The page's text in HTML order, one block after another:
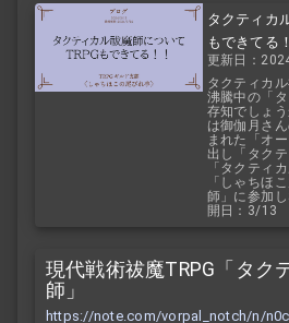
タクティカ
もできてる
更新日：
タクティカ
沸騰中の「
存知でしょ
は御伽月さ
まれた「オ
出し「タク
「タクティ
「しゃちほ
師」に参加
開日：3/13
現代戦術祓魔TRPG「タク
師」
https://note.com/vorpal_notch/n/